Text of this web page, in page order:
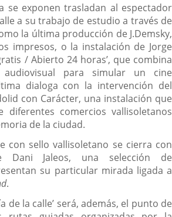
se exponen trasladan al espectador
a su trabajo de estudio a través de
la última producción de J.Demsky,
impresos, o la instalación de Jorge
/ Abierto 24 horas’, que combina
para simular un cine
dialoga con la intervención del
con Carácter, una instalación que
diferentes comercios vallisoletanos
de la ciudad.
con sello vallisoletano se cierra con
Dani Jaleos, una selección de
su particular mirada ligada a
.
de la calle’ será, además, el punto de